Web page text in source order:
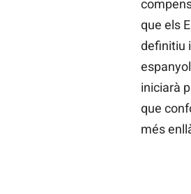
que els
definitiu
iniciarà
que
més